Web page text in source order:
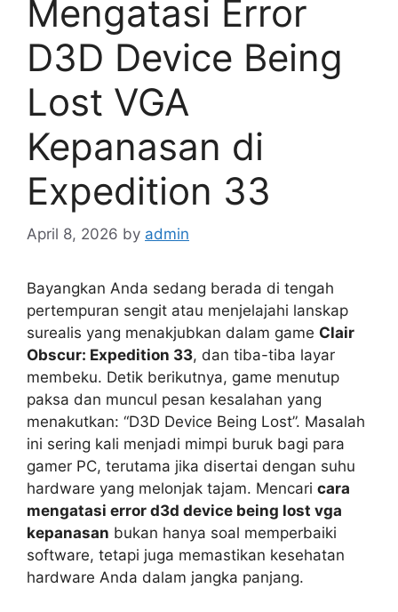
Mengatasi Error
D3D Device Being
Lost VGA
Kepanasan di
Expedition 33
April 8, 2026 by admin
Bayangkan Anda sedang berada di tengah
pertempuran sengit atau menjelajahi lanskap
surealis yang menakjubkan dalam game Clair
Obscur: Expedition 33, dan tiba-tiba layar
membeku. Detik berikutnya, game menutup
paksa dan muncul pesan kesalahan yang
menakutkan: “D3D Device Being Lost”. Masalah
ini sering kali menjadi mimpi buruk bagi para
gamer PC, terutama jika disertai dengan suhu
hardware yang melonjak tajam. Mencari cara
mengatasi error d3d device being lost vga
kepanasan bukan hanya soal memperbaiki
software, tetapi juga memastikan kesehatan
hardware Anda dalam jangka panjang.